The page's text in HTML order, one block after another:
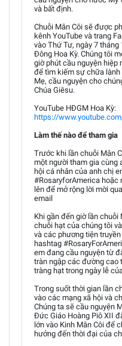
và bất định.
Chuỗi Mân Côi sẽ được
kênh YouTube và trang
vào Thứ Tư, ngày 7
Đông Hoa Kỳ. Chúng tôi
giờ phút cầu nguyện
để tìm kiếm sự chữa lành
Mẹ, cầu nguyện cho
Chúa Giêsu.
YouTube HĐGM Hoa Kỳ:
https://
Làm thế nào để tham gia
Trước khi lần chuỗi Mân
một người tham gia cùng
hội cá nhân của anh chị
#RosaryforAmerica hoặc
lên để mở rộng lời mời
email
Khi gần đến giờ lần chuỗi
chuỗi hạt của chúng tôi
và các phương tiện
hashtag
em đang cầu nguyện từ
tràn ngập các đường cao
tràng hạt trong ngày lễ
Trong suốt thời gian lần
vào các mạng xã hội và
Chúng ta sẽ cầu nguyện
Đức Giáo Hoàng Piô XII
lớn vào Kinh Mân Côi để
hưởng đến thời đại của